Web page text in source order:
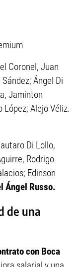
Coronel, Juan
Ángel Di
Jaminton
López; Alejo Véliz.
Di Lollo,
Rodrigo
Edinson
Ángel Russo.
de una
con Boca